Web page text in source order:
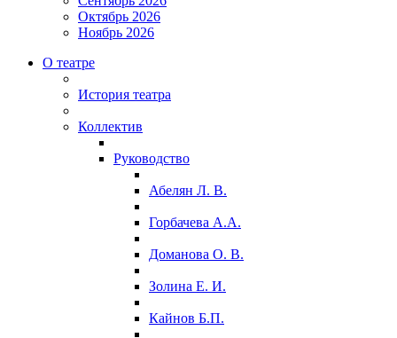
Октябрь 2026
Ноябрь 2026
О театре
История театра
Коллектив
Руководство
Абелян Л. В.
Горбачева А.А.
Доманова О. В.
Золина Е. И.
Кайнов Б.П.